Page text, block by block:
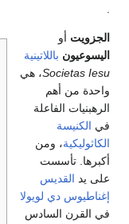
الجزويت أو
اليسوعيون باللاتينية
Societas Iesu، هي
واحدة من أهم
الرهبنيات الفاعلة
في الكنيسة
الكاثوليكية، ومن
أكبرها. تأسست
على يد القديس
إغناطيوس دي لويولا
في القرن السادس